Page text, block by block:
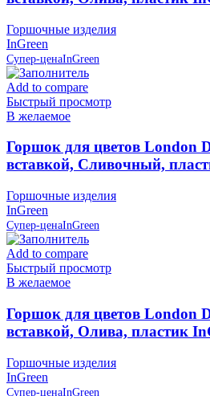
Горшочные изделия
InGreen
Супер-ценаInGreen
Add to compare
Быстрый просмотр
В желаемое
Горшок для цветов London
вставкой, Сливочный,
Горшочные изделия
InGreen
Супер-ценаInGreen
Add to compare
Быстрый просмотр
В желаемое
Горшок для цветов London
вставкой, Олива, пластик
Горшочные изделия
InGreen
Супер-ценаInGreen